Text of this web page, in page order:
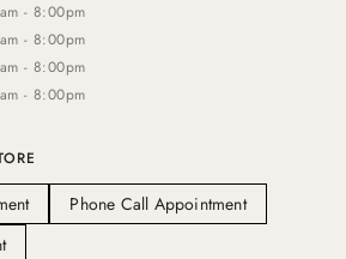
- 8:00pm
- 8:00pm
- 8:00pm
- 8:00pm
Phone Call Appointment